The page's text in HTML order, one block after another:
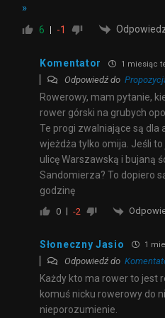
»
6 -1
Komentator 1 miesiąc
Odpowiedź do
Rowerowy, mam pytanie,
rower górski na grubych
Te progi zwalniające są dla
wjeżdża tylko omija. Jeśli
ulicę Warszawską i bujaną
Sandomierza? To dopiero
godzinę
0 -2
Słoneczny Jasio 1
Odpowiedź do
Każdy kto ma rower to jest
komuś nicku rowerowy do
nieporozumienie.